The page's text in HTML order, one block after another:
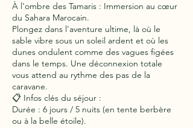
À l'ombre des Tamaris : Immersion au cœur
du Sahara Marocain.
Plongez dans l'aventure ultime, là où le
sable vibre sous un soleil ardent et où les
dunes ondulent comme des vagues figées
dans le temps. Une déconnexion totale
vous attend au rythme des pas de la
caravane.
📋 Infos clés du séjour :
Durée : 6 jours / 5 nuits (en tente berbère
ou à la belle étoile).